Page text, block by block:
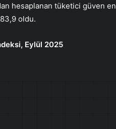
hesaplanan tüketici güven
oldu.
Eylül 2025